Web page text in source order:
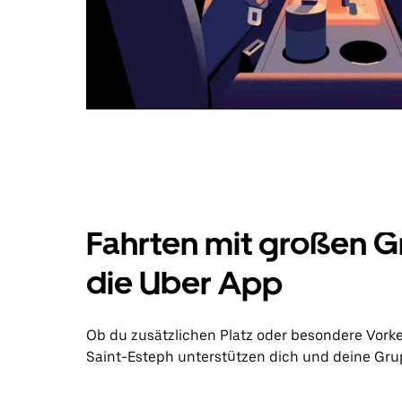
Fahrten mit großen
die Uber App
Ob du zusätzlichen Platz oder besondere
Saint-Esteph unterstützen dich und deine